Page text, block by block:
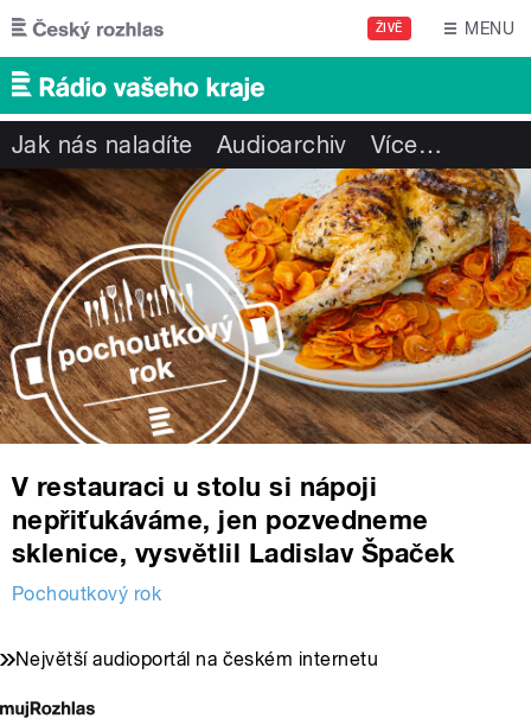
Přejít k hlavnímu obsahu
ŽIVĚ MENU
Jak nás naladíte Audioarchiv Více…
V restauraci u stolu si nápoji
nepřiťukáváme, jen pozvedneme
sklenice, vysvětlil Ladislav Špaček
Pochoutkový rok
Největší audioportál na českém internetu